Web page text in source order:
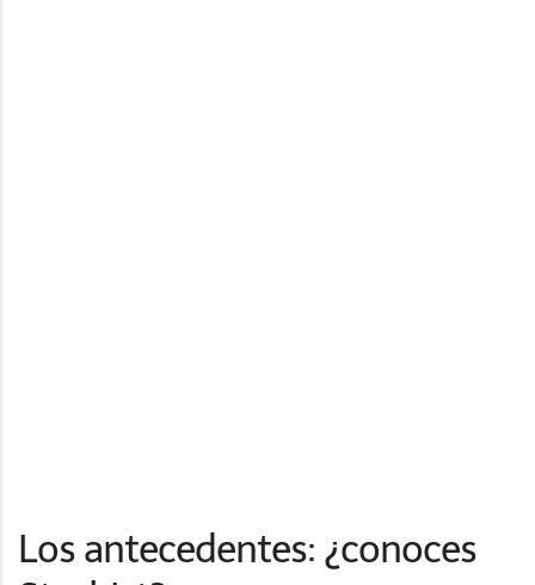
Los antecedentes: ¿conoces